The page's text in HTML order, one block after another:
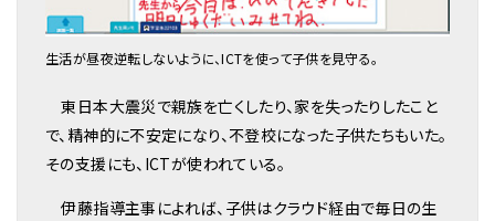
生活が昼夜逆転しないように、ICTを使って子供を見守る。
東日本大震災で親族を亡くしたり、家を失ったりしたこと
で、精神的に不安定になり、不登校になった子供たちもいた。
その支援にも、ICTが使われている。
伊藤指導主事によれば、子供はクラウド経由で毎日の生